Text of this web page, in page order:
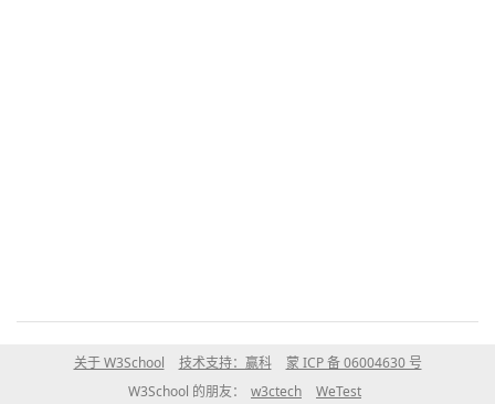
关于 W3School 技术支持：赢科
蒙 ICP 备 06004630 号
W3School 的朋友：
w3ctech WeTest